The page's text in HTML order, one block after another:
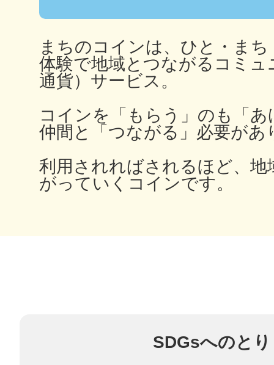
まちのコインは、ひと・ま
体験で地域とつながるコミュ
通貨）サービス。
コインを「もらう」のも「
仲間と「つながる」必要があ
利用されればされるほど、地
がっていくコインです。
SDGsへのと
日置
高知市